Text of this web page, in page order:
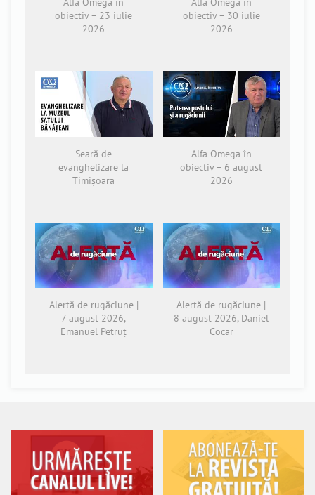
obiectiv – 23 iulie
2026
obiectiv – 30 iulie
2026
Seară de
evanghelizare la
Timișoara
Alfa Omega în
obiectiv – 6 august
2026
Alertă de rugăciune |
7 august 2026,
Emanuel Petruț
Alertă de rugăciune |
8 august 2026, Daniel
Cocar